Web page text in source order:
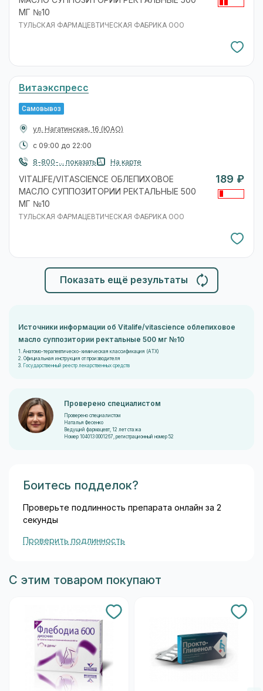
МГ №10
ТУЛЬСКАЯ ФАРМАЦЕВТИЧЕСКАЯ ФАБРИКА ООО
Витаэкспресс
Самовывоз
ул. Нагатинская, 16 (ЮАО)
с 09:00 до 22:00
8-800-... показать
На карте
VITALIFE/VITASCIENCE ОБЛЕПИХОВОЕ
МАСЛО СУППОЗИТОРИИ РЕКТАЛЬНЫЕ 500
МГ №10
ТУЛЬСКАЯ ФАРМАЦЕВТИЧЕСКАЯ ФАБРИКА ООО
189 ₽
Показать ещё результаты
Источники информации об Vitalife/vitascience облепиховое
масло суппозитории ректальные 500 мг №10
1. Анатомо-терапевтическо-химическая классификация (ATX)
2. Официальная инструкция от производителя
3.
Государственный реестр лекарственных средств
Проверено специалистом
Проверено специалистом
Наталья Фесенко
Ведущий фармацевт, 12 лет стажа
Номер 104013 0001267, регистрационный номер 52
Боитесь подделок?
Проверьте подлинность препарата онлайн за 2
секунды
Проверить подлинность
С этим товаром покупают